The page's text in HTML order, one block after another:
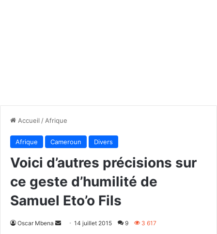
Accueil / Afrique
Afrique Cameroun Divers
Voici d’autres précisions sur
ce geste d’humilité de
Samuel Eto’o Fils
Oscar Mbena
Envoyer14 juillet 2015 9 3 617